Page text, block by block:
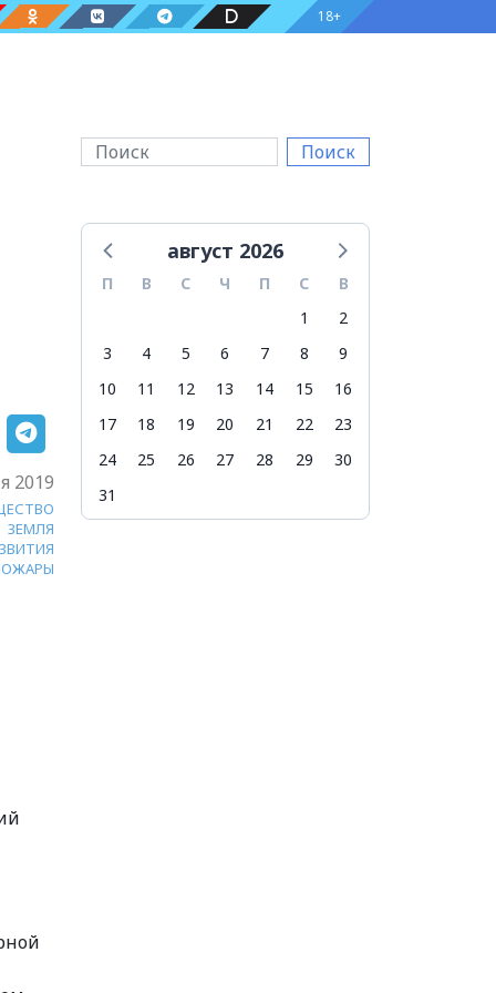
18+
Поиск
2019
ЗЕМЛЯ
август 2026
П В С Ч П С
В
1
2
3
4 5 6 7 8
9
10
11 12 13 14 15
16
17
18 19 20 21 22
23
24
25 26 27 28 29
30
31